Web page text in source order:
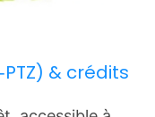
& crédits